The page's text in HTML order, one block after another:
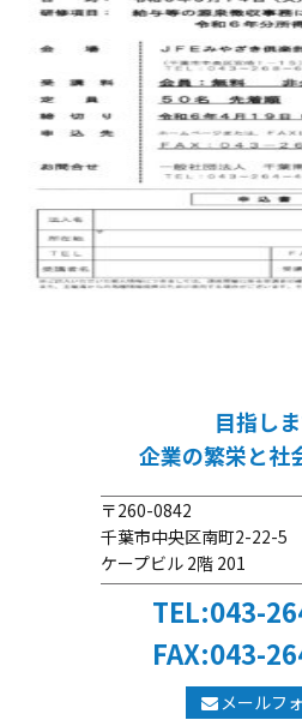
目指し
企業の繁栄と社
〒260-0842
千葉市中央区南町2-22-5
ケープビル 2階 201
TEL:043-
FAX:043-
メールフ